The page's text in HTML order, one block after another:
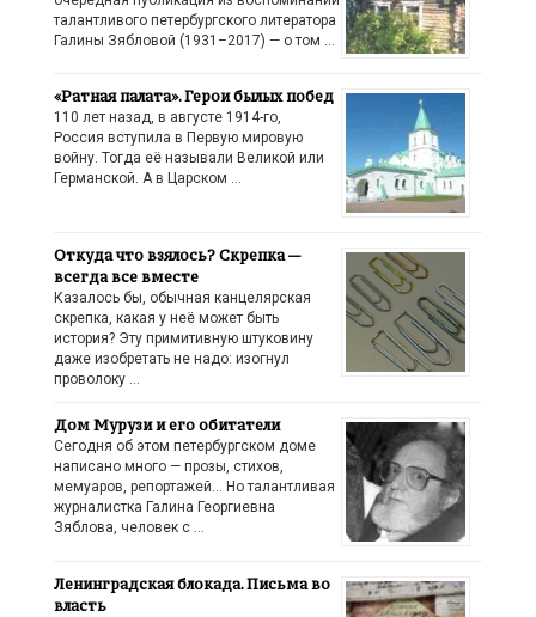
талантливого петербургского литератора
Галины Зябловой (1931–2017) — о том …
«Ратная палата». Герои былых побед
110 лет назад, в августе 1914-го,
Россия вступила в Первую мировую
войну. Тогда её называли Великой или
Германской. А в Царском …
Откуда что взялось? Скрепка —
всегда все вместе
Казалось бы, обычная канцелярская
скрепка, какая у неё может быть
история? Эту примитивную штуковину
даже изобретать не надо: изогнул
проволоку …
Дом Мурузи и его обитатели
Сегодня об этом петербургском доме
написано много — прозы, стихов,
мемуаров, репортажей… Но талантливая
журналистка Галина Георгиевна
Зяблова, человек с …
Ленинградская блокада. Письма во
власть